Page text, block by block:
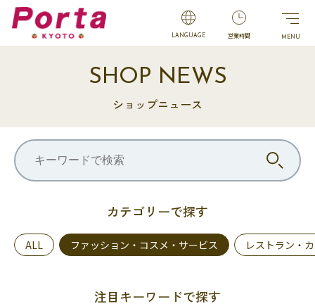
LANGUAGE 営業時間
SHOP NEWS
ショップニュース
カテゴリーで探す
ALL ファッション・コスメ・サービス レストラン・
注目キーワードで探す